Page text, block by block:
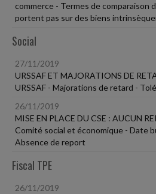
commerce - Termes de comparaison
portent pas sur des biens
Social
27/11/2019
URSSAF ET MAJORATIONS DE
URSSAF - Majorations de retard -
26/11/2019
MISE EN PLACE DU CSE : AUCUN
Comité social et économique - Date
Absence de report
Fiscal TPE
26/11/2019